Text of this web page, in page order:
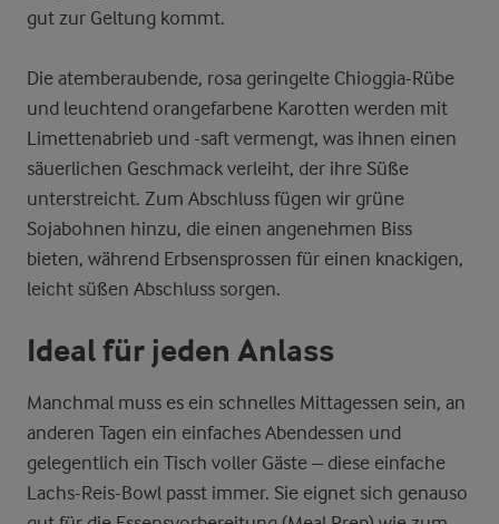
gut zur Geltung kommt.
Die atemberaubende, rosa geringelte Chioggia-Rübe
und leuchtend orangefarbene Karotten werden mit
Limettenabrieb und -saft vermengt, was ihnen einen
säuerlichen Geschmack verleiht, der ihre Süße
unterstreicht. Zum Abschluss fügen wir grüne
Sojabohnen hinzu, die einen angenehmen Biss
bieten, während Erbsensprossen für einen knackigen,
leicht süßen Abschluss sorgen.
Ideal für jeden Anlass
Manchmal muss es ein schnelles Mittagessen sein, an
anderen Tagen ein einfaches Abendessen und
gelegentlich ein Tisch voller Gäste – diese einfache
Lachs-Reis-Bowl passt immer. Sie eignet sich genauso